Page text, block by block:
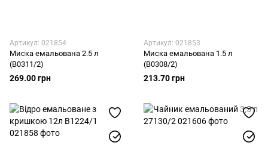
Артикул: 021854
Миска емальована 2.5 л
(В0311/2)
269.00 грн
Артикул: 021853
Миска емальована 1.5 л
(В0308/2)
213.70 грн